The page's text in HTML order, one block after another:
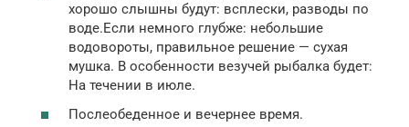
хорошо слышны будут: всплески, разводы по
воде.Если немного глубже: небольшие
водовороты, правильное решение — сухая
мушка. В особенности везучей рыбалка будет:
На течении в июле.
Послеобеденное и вечернее время.